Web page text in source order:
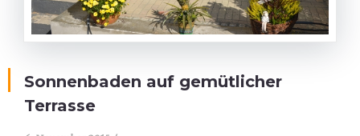
Sonnenbaden auf gemütlicher
Terrasse